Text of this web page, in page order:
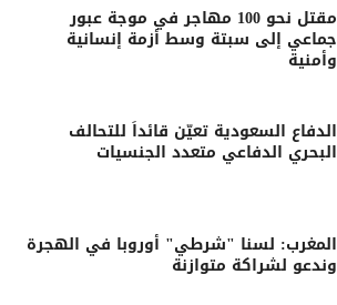
مقتل نحو 100 مهاجر في موجة عبور
جماعي إلى سبتة وسط أزمة إنسانية
وأمنية
الدفاع السعودية تعيّن قائداً للتحالف
البحري الدفاعي متعدد الجنسيات
المغرب: لسنا "شرطي" أوروبا في الهجرة
وندعو لشراكة متوازنة